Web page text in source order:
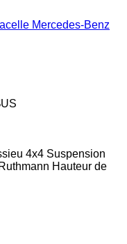
Mercedes-Benz
4x4 Suspension
Ruthmann Hauteur de